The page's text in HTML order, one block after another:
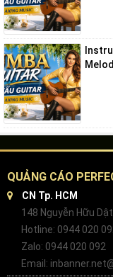
QUẢNG CÁO
CN Tp. HCM
148 Nguyễn Hữu
Hotline: 0944 020
Zalo: 0944 020 092
Email: